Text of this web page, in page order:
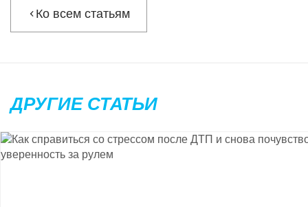
Ко всем статьям
ДРУГИЕ СТАТЬИ